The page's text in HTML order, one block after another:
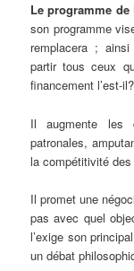
Le programme
son programme
remplacera ;
partir tous ceux
financement l’est-il?
Il augmente les
patronales,
la compétitivité des
Il promet une
pas avec quel
l’exige son
un débat